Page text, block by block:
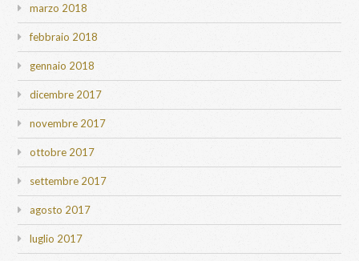
marzo 2018
febbraio 2018
gennaio 2018
dicembre 2017
novembre 2017
ottobre 2017
settembre 2017
agosto 2017
luglio 2017